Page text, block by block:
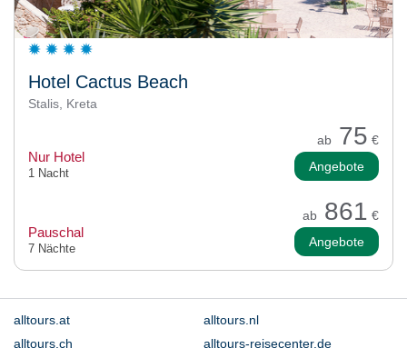
Hotel Cactus Beach
Stalis, Kreta
ab 75 €
Nur Hotel
1 Nacht Angebote
ab 861 €
Pauschal
7 Nächte Angebote
alltours.at
alltours.nl
alltours.ch
alltours-reisecenter.de